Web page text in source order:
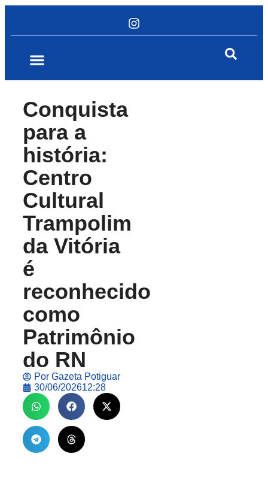
Conquista
para a
história:
Centro
Cultural
Trampolim
da Vitória
é
reconhecido
como
Patrimônio
do RN
Por Gazeta Potiguar
30/06/202612:28